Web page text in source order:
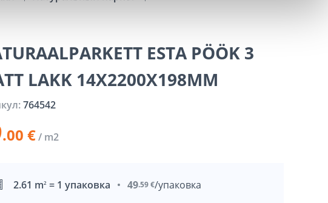
ESTA PÖÖK 3
LAKK 14X2200X198MM
764542
.00 €/ m2
2.61 m2 = 1 упаковка 49.59 €/упаковка